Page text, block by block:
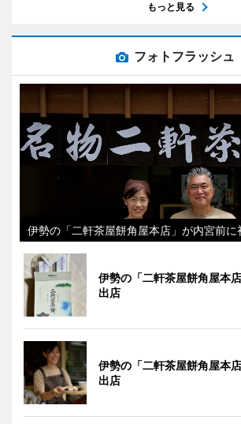
もっと見る
フォトフラッシュ
伊勢の「二軒茶屋餅角屋本店」が内宮前に
伊勢の「二軒茶屋餅角屋本
出店
伊勢の「二軒茶屋餅角屋本
出店